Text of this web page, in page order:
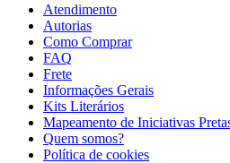
Atendimento
Autorias
Como Comprar
FAQ
Frete
Informações Gerais
Kits Literários
Mapeamento de Iniciativas
Quem somos?
Política de cookies